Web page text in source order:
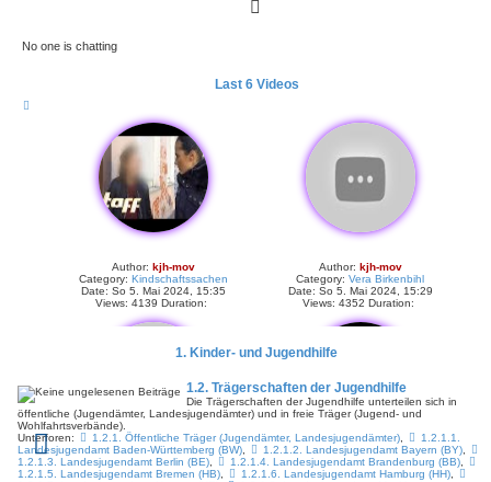
No one is chatting
Last 6 Videos
Author: kjh-mov
Category: Kindschaftssachen
Date: So 5. Mai 2024, 15:35
Views: 4139 Duration:
Author: kjh-mov
Category: Vera Birkenbihl
Date: So 5. Mai 2024, 15:29
Views: 4352 Duration:
Author:kjh-mov
Category:Vera Birkenbihl
Author:kjh-mov
Category:Vera Birkenbihl
1. Kinder- und Jugendhilfe
1.2. Trägerschaften der Jugendhilfe
Die Trägerschaften der Jugendhilfe unterteilen sich in
öffentliche (Jugendämter, Landesjugendämter) und in freie Träger (Jugend- und
Wohlfahrtsverbände).
Unterforen:
1.2.1. Öffentliche Träger (Jugendämter, Landesjugendämter),
1.2.1.1.
Landesjugendamt Baden-Württemberg (BW)
1.2.1.2. Landesjugendamt Bayern (BY),
1.2.1.3. Landesjugendamt Berlin (BE)
1.2.1.4. Landesjugendamt Brandenburg (BB),
1.2.1.5. Landesjugendamt Bremen (HB)
1.2.1.6. Landesjugendamt Hamburg (HH),